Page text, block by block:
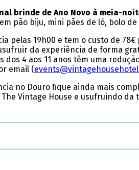
brinde de Ano Novo à meia-
pão biju, mini pães de ló, bolo
pelas 19h00 e tem o custo de
da experiência de forma
dos 4 aos 11 anos têm uma
email (
no Douro fique ainda mais
Vintage House e usufruindo